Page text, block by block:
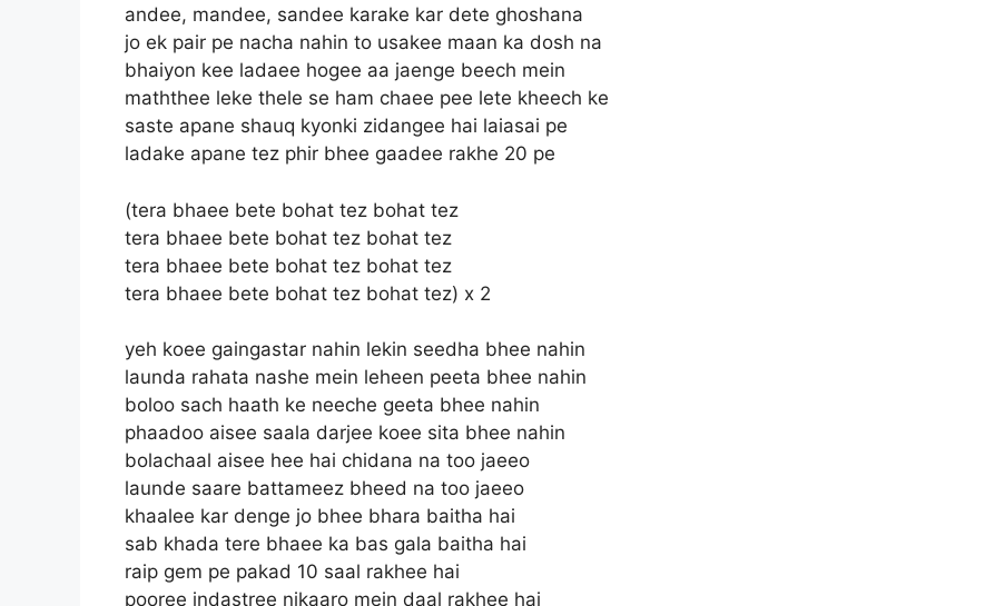
andee, mandee, sandee karake kar dete ghoshana
jo ek pair pe nacha nahin to usakee maan ka dosh na
bhaiyon kee ladaee hogee aa jaenge beech mein
maththee leke thele se ham chaee pee lete kheech ke
saste apane shauq kyonki zidangee hai laiasai pe
ladake apane tez phir bhee gaadee rakhe 20 pe
(tera bhaee bete bohat tez bohat tez
tera bhaee bete bohat tez bohat tez
tera bhaee bete bohat tez bohat tez
tera bhaee bete bohat tez bohat tez) x 2
yeh koee gaingastar nahin lekin seedha bhee nahin
launda rahata nashe mein leheen peeta bhee nahin
boloo sach haath ke neeche geeta bhee nahin
phaadoo aisee saala darjee koee sita bhee nahin
bolachaal aisee hee hai chidana na too jaeeo
launde saare battameez bheed na too jaeeo
khaalee kar denge jo bhee bhara baitha hai
sab khada tere bhaee ka bas gala baitha hai
raip gem pe pakad 10 saal rakhee hai
pooree indastree nikaaro mein daal rakhee hai